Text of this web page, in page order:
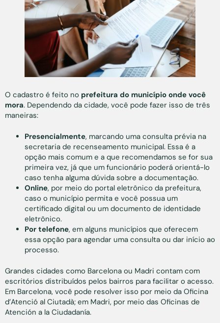
O cadastro é feito no prefeitura do município onde você
mora. Dependendo da cidade, você pode fazer isso de três
maneiras:
Presencialmente, marcando uma consulta prévia na
secretaria de recenseamento municipal. Essa é a
opção mais comum e a que recomendamos se for sua
primeira vez, já que um funcionário poderá orientá-lo
caso tenha alguma dúvida sobre a documentação.
Online, por meio do portal eletrônico da prefeitura,
caso o município permita e você possua um
certificado digital ou um documento de identidade
eletrônico.
Por telefone, em alguns municípios que oferecem
essa opção para agendar uma consulta ou dar início ao
processo.
Grandes cidades como Barcelona ou Madri contam com
escritórios distribuídos pelos bairros para facilitar o acesso.
Em Barcelona, você pode resolver isso por meio da Oficina
d’Atenció al Ciutadà; em Madri, por meio das Oficinas de
Atención a la Ciudadanía.